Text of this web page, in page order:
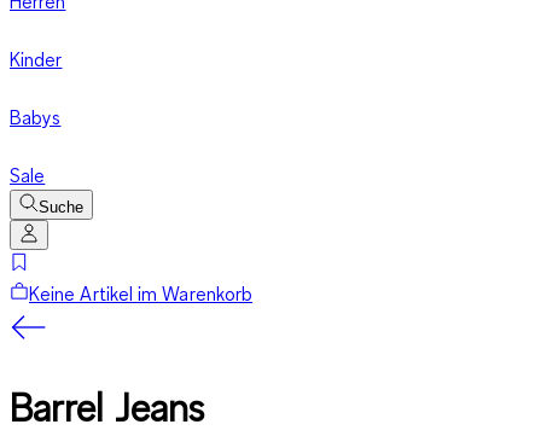
Kinder
Babys
Sale
Suche
Keine Artikel im Warenkorb
Barrel Jeans